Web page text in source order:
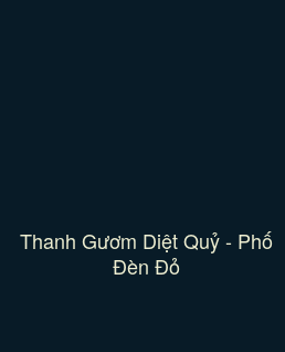
Thanh Gươm Diệt Quỷ - Phố
Đèn Đỏ